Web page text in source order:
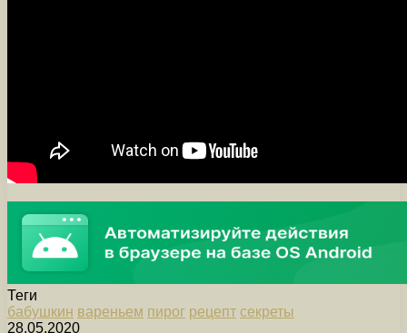
Теги
бабушкин вареньем пирог рецепт секреты
28.05.2020